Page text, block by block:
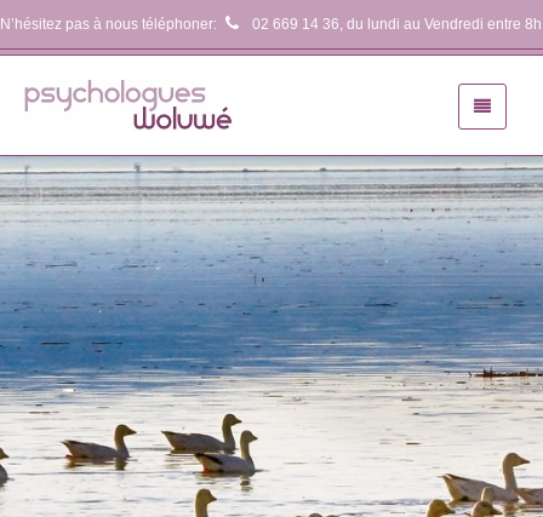
N’hésitez pas à nous téléphoner: 02 669 14 36, du lundi au Vendredi entre